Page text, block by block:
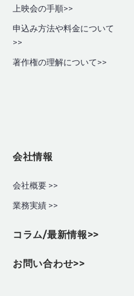
上映会の手順>>
申込み方法や料金について
>>
著作権の理解について>>
会社情報
会社概要 >>
業務実績 >>
コラム/最新情報>>
お問い合わせ>>